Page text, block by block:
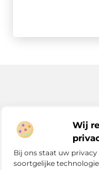
Wij
Bij ons staat uw
soortgelijke